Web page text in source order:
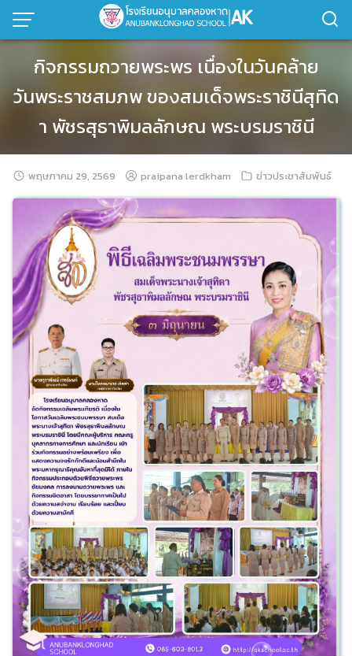
Skip
กิจกรรมถวายพระพร เนื่องในวันคล้าย
วันพระราชสมภพ ของสมเด็จพระราชินีสุทิด
า พัชรสุธาพิมลลักษณ พระบรมราชินี
พฤษภาคม 29, 2569 praipana lerdkham ข่าวประชาสัมพันธ์